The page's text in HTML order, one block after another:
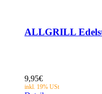
ALLGRILL
9,95€